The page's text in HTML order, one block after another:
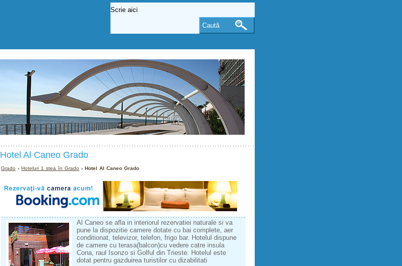
Hotel Al Caneo Grado
Grado ›Hoteluri 1 stea în Grado › Hotel Al Caneo Grado
Al Caneo se afla in interiorul rezervatiei naturale si va
pune la dispozitie camere dotate cu bai complete, aer
conditionat, televizor, telefon, frigo bar. Hotelul dispune
de camere cu terasa(balcon)cu vedere catre insula
Cona, raul Isonzo si Golful din Trieste. Hotelul este
dotat pentru gazduirea turistilor cu dizabilitati
Caută